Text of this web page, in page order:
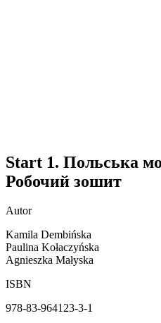
Start 1. Польська
Робочий зошит
Autor
Kamila Dembińska
Paulina Kołaczyńska
Agnieszka Małyska
ISBN
978-83-964123-3-1